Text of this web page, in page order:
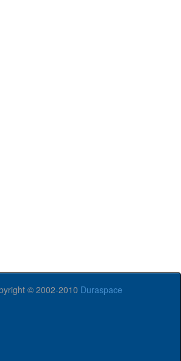
© 2002-2010 Duraspace